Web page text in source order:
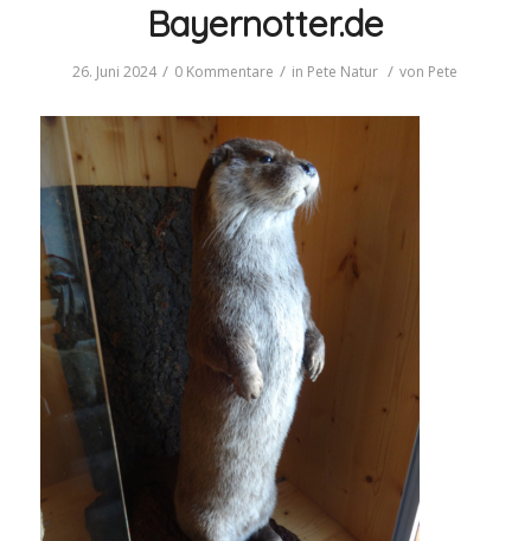
Bayernotter.de
26. Juni 2024 / 0 Kommentare / in Pete Natur / von Pete